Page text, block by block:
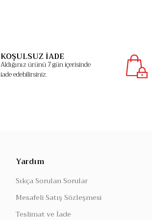
KOŞULSUZ İADE
Aldığınız ürünü 7 gün içerisinde
iade edebilirsiniz.
Yardım
Sıkça Sorulan Sorular
Mesafeli Satış Sözleşmesi
Teslimat ve İade